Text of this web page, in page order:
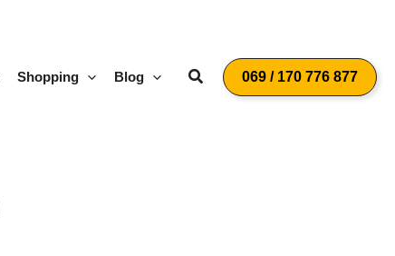
Shopping Blog Suchen069 / 170 776 877